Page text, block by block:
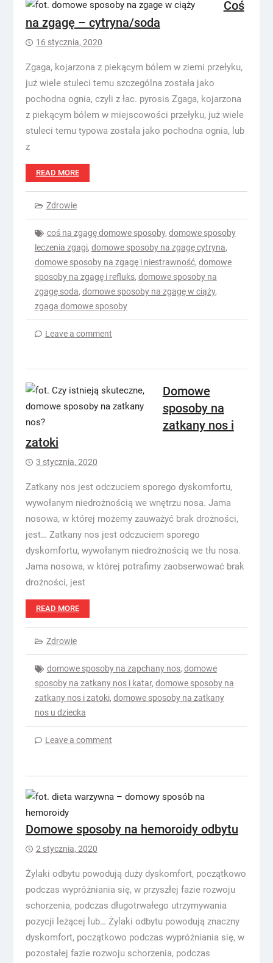
Coś
na zgagę – cytryna/soda
16 stycznia, 2020
Zgaga, kojarzona z piekącym bólem w ziemi przełyku,
już wiele stuleci temu szczególna została jako
pochodna ognia, czyli z łac. pyrosis Zgaga, kojarzona
z piekącym bólem w miejscowości przełyku, już wiele
stuleci temu typowa została jako pochodna ognia, lub
z
READ MORE
Zdrowie
coś na zgagę domowe sposoby, domowe sposoby
leczenia zgagi, domowe sposoby na zgagę cytryna,
domowe sposoby na zgagę i niestrawność, domowe
sposoby na zgagę i refluks, domowe sposoby na
zgagę soda, domowe sposoby na zgagę w ciąży,
zgaga domowe sposoby
Leave a comment
Domowe
sposoby na
zatkany nos i
zatoki
3 stycznia, 2020
Zatkany nos jest odczuciem sporego dyskomfortu,
wywołanym niedrożnością we wnętrzu nosa. Jama
nosowa, w której możemy zauważyć brak drożności,
jest… Zatkany nos jest odczuciem sporego
dyskomfortu, wywołanym niedrożnością we tłu nosa.
Jama nosowa, w której potrafimy zaobserwować brak
drożności, jest
READ MORE
Zdrowie
domowe sposoby na zapchany nos, domowe
sposoby na zatkany nos i katar, domowe sposoby na
zatkany nos i zatoki, domowe sposoby na zatkany
nos u dziecka
Leave a comment
Domowe sposoby na hemoroidy odbytu
2 stycznia, 2020
Żylaki odbytu powodują duży dyskomfort, początkowo
podczas wypróżniania się, w przyszłej fazie rozwoju
schorzenia, podczas długotrwałego utrzymywania
pozycji leżącej lub… Żylaki odbytu powodują znaczny
dyskomfort, początkowo podczas wypróżniania się, w
pozostałej fazie rozwoju schorzenia, podczas